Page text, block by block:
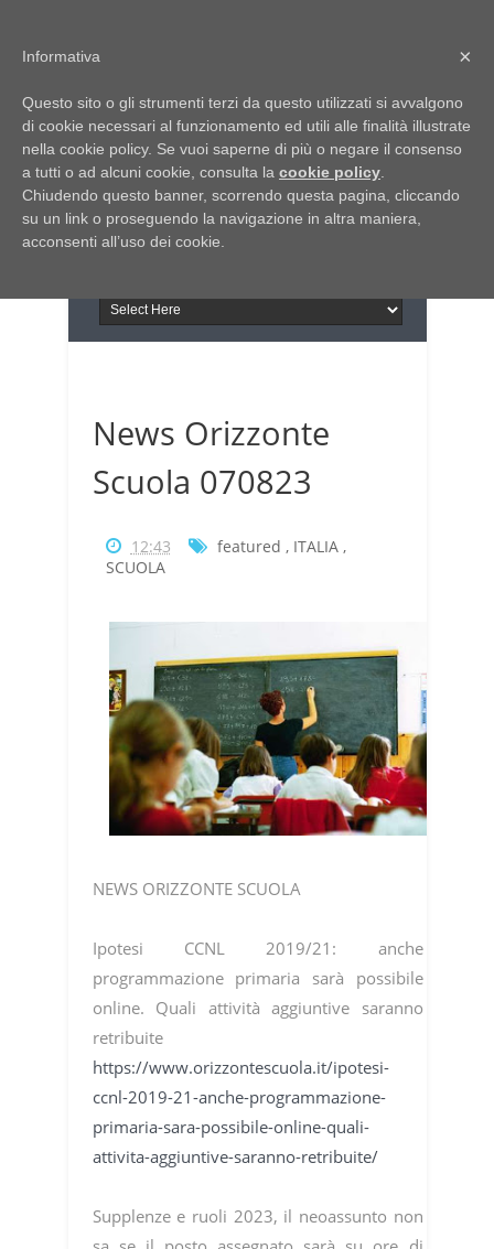
Italia Notizie
Giornale di Basilicata
Giornale di Puglia
INFORMAPUGLIA
Il portale n.1 del lavoro
in Puglia
News Orizzonte
Scuola 070823
12:43 featured , ITALIA,
SCUOLA
NEWS ORIZZONTE SCUOLA
Ipotesi CCNL 2019/21: anche
programmazione primaria sarà possibile
online. Quali attività aggiuntive saranno
retribuite
https://www.orizzontescuola.it/ipotesi-
ccnl-2019-21-anche-programmazione-
primaria-sara-possibile-online-quali-
attivita-aggiuntive-saranno-retribuite/
Supplenze e ruoli 2023, il neoassunto non
×
Informativa
Questo sito o gli strumenti terzi da questo utilizzati si avvalgono
di cookie necessari al funzionamento ed utili alle finalità illustrate
nella cookie policy. Se vuoi saperne di più o negare il consenso
a tutti o ad alcuni cookie, consulta la cookie policy
Chiudendo questo banner, scorrendo questa pagina, cliccando
su un link o proseguendo la navigazione in altra maniera,
acconsenti all’uso dei cookie.